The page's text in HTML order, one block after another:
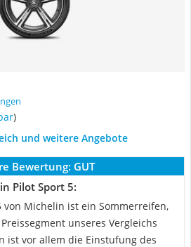
)
und weitere Angebote
Bewertung: GUT
Pilot Sport 5:
von Michelin ist ein Sommerreifen,
unseres Vergleichs
ist vor allem die Einstufung des